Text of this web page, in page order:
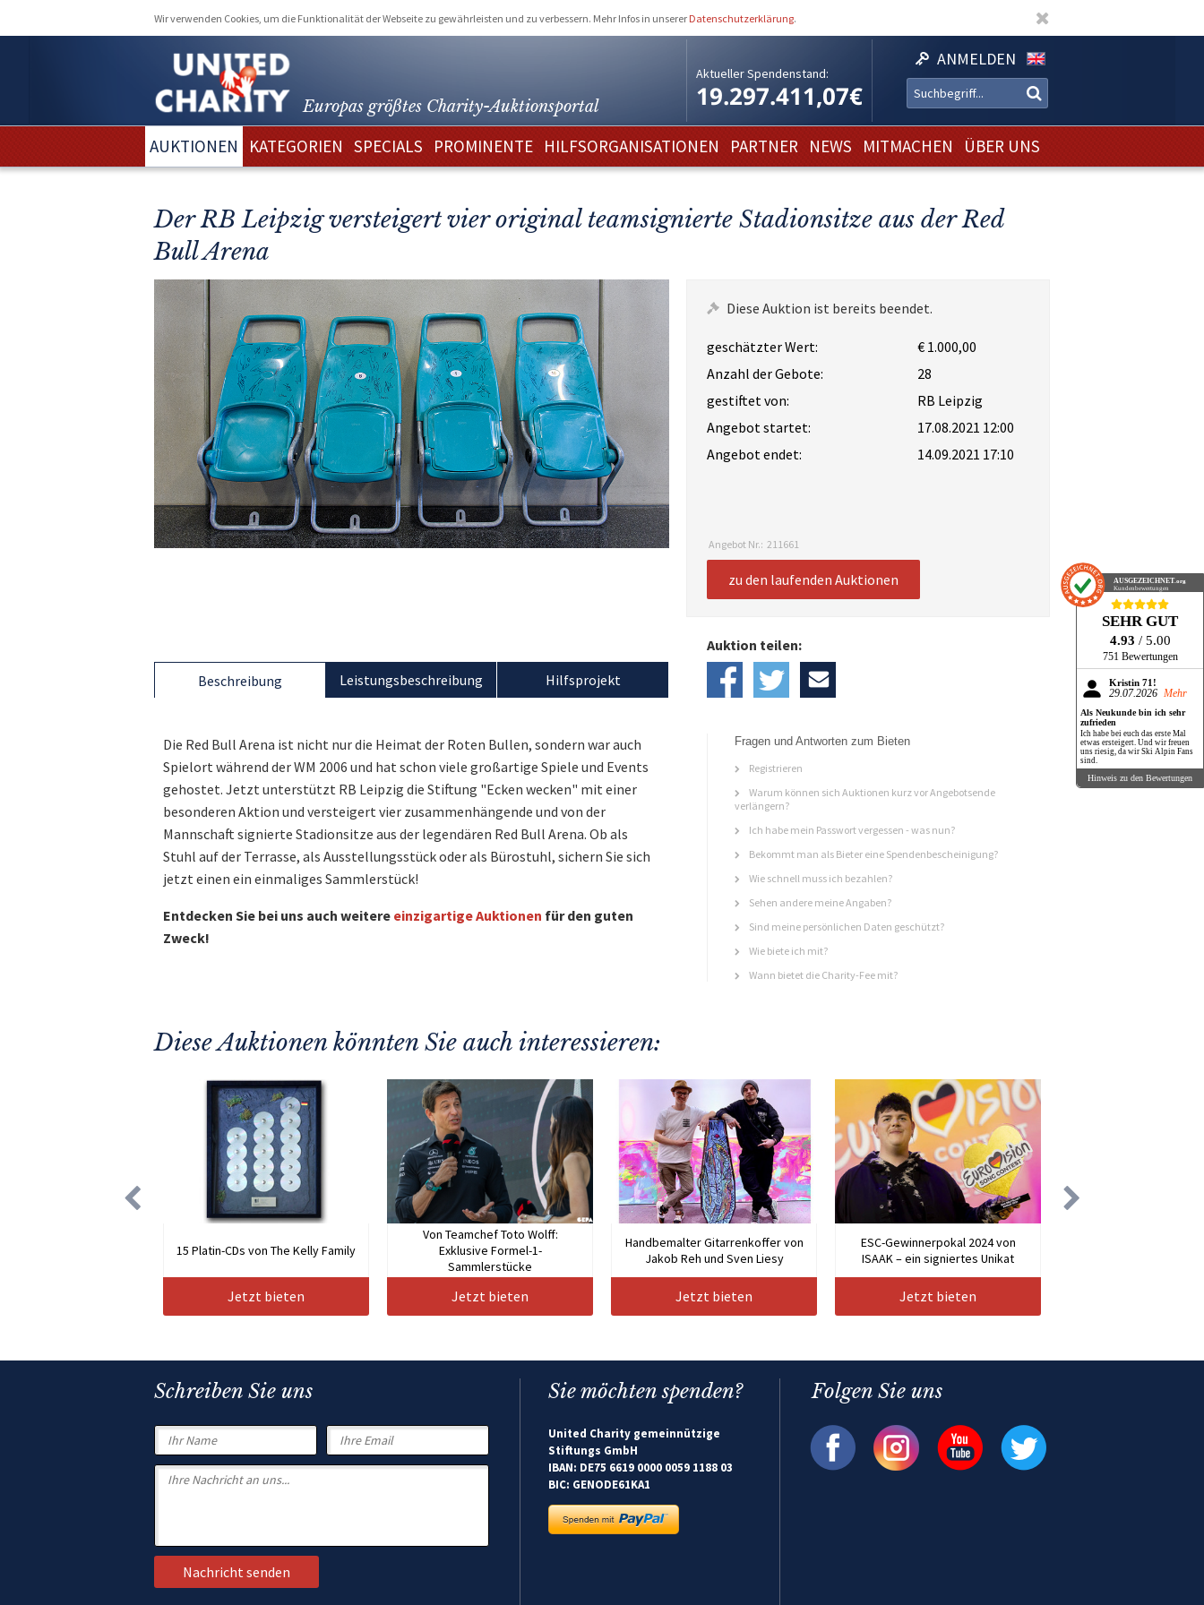
Wir verwenden Cookies, um die Funktionalität der Webseite zu gewährleisten und zu verbessern. Mehr Infos in unserer Datenschutzerklärung.
Europas größtes Charity-Auktionsportal
Aktueller Spendenstand:
19.297.411,07€
ANMELDEN
AUKTIONEN KATEGORIEN SPECIALS PROMINENTE HILFSORGANISATIONEN PARTNER NEWS MITMACHEN ÜBER UNS
Der RB Leipzig versteigert vier original teamsignierte Stadionsitze aus der Red
Bull Arena
Diese Auktion ist bereits beendet.
geschätzter Wert:
€ 1.000,00
Anzahl der Gebote:
28
gestiftet von:
RB Leipzig
Angebot startet:
17.08.2021 12:00
Angebot endet:
14.09.2021 17:10
Angebot Nr.: 211661
zu den laufenden Auktionen
Beschreibung
Die Red Bull Arena ist nicht nur die Heimat der Roten Bullen, sondern war auch
Spielort während der WM 2006 und hat schon viele großartige Spiele und Events
gehostet. Jetzt unterstützt RB Leipzig die Stiftung "Ecken wecken" mit einer
besonderen Aktion und versteigert vier zusammenhängende und von der
Mannschaft signierte Stadionsitze aus der legendären Red Bull Arena. Ob als
Stuhl auf der Terrasse, als Ausstellungsstück oder als Bürostuhl, sichern Sie sich
jetzt einen ein einmaliges Sammlerstück!
Entdecken Sie bei uns auch weitere einzigartige Auktionen für den guten
Zweck!
Leistungsbeschreibung Hilfsprojekt
Auktion teilen:
Fragen und Antworten zum Bieten
Registrieren
Warum können sich Auktionen kurz vor Angebotsende
verlängern?
Ich habe mein Passwort vergessen - was nun?
Bekommt man als Bieter eine Spendenbescheinigung?
Wie schnell muss ich bezahlen?
Sehen andere meine Angaben?
Sind meine persönlichen Daten geschützt?
Wie biete ich mit?
Wann bietet die Charity-Fee mit?
Diese Auktionen könnten Sie auch interessieren:
15 Platin-CDs von The Kelly Family
Jetzt bieten
Von Teamchef Toto Wolff:
Exklusive Formel-1-
Sammlerstücke
Jetzt bieten
Handbemalter Gitarrenkoffer von
Jakob Reh und Sven Liesy
Jetzt bieten
ESC-Gewinnerpokal 2024 von
ISAAK – ein signiertes Unikat
Jetzt bieten
Schreiben Sie uns Sie möchten spenden?
United Charity gemeinnützige
Stiftungs GmbH
IBAN: DE75 6619 0000 0059 1188 03
BIC: GENODE61KA1
Folgen Sie uns
AUSGEZEICHNET.org
Kundenbewertungen
SEHR GUT
4.93 / 5.00
751 Bewertungen
Kristin 71!
29.07.2026 Mehr
Als Neukunde bin ich sehr
zufrieden
Ich habe bei euch das erste Mal
etwas ersteigert. Und wir freuen
uns riesig, da wir Ski Alpin Fans
sind.
Hinweis zu den Bewertungen